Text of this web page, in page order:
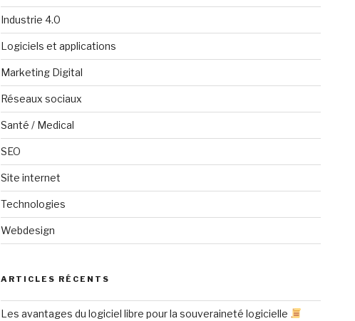
Industrie 4.0
Logiciels et applications
Marketing Digital
Réseaux sociaux
Santé / Medical
SEO
Site internet
Technologies
Webdesign
ARTICLES RÉCENTS
Les avantages du logiciel libre pour la souveraineté logicielle